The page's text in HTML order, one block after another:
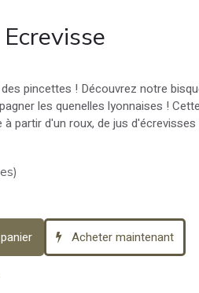
pincettes ! Découvrez notre
les quenelles lyonnaises ! Cette
partir d'un roux, de jus
Acheter maintenant